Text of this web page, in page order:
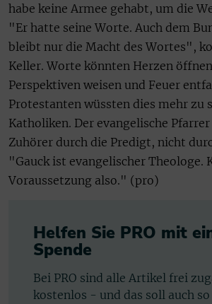
habe keine Armee gehabt, um die
"Er hatte seine Worte. Auch dem
bleibt nur die Macht des Wortes",
Keller. Worte könnten Herzen
Perspektiven weisen und Feuer
Protestanten wüssten dies mehr zu
Katholiken. Der evangelische
Zuhörer durch die Predigt, nicht
"Gauck ist evangelischer Theologe.
Voraussetzung also." (pro)
Helfen Sie PRO mit
Spende
Bei PRO sind alle Artikel frei
kostenlos - und das soll auch so